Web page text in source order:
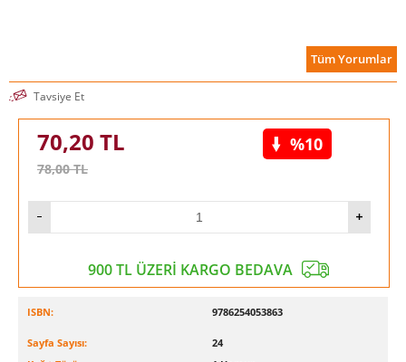
Tüm Yorumlar
Tavsiye Et
70,20 TL
78,00TL
%10
900 TL ÜZERİ KARGO BEDAVA
ISBN: 9786254053863
Sayfa Sayısı:
24